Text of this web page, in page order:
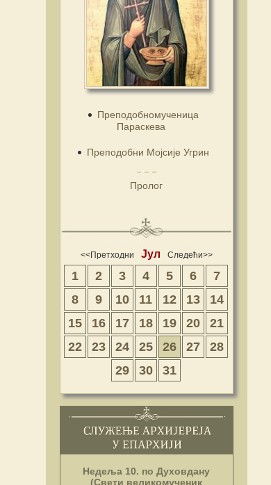
Преподобномученица
Параскева
Преподобни Мојсије Угрин
Пролог
<<Претходни Јул Следећи>>
1 2 3 4 5 6
7
8
9 10 11 12 13
14
15
16 17 18 19 20
21
22
23 24 25 26 27
28
29
30 31
Недеља 10. по Духовдану
(Свети великомученик